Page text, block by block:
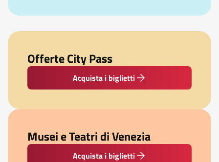
Offerte City Pass
Acquista i biglietti
Musei e Teatri di Venezia
Acquista i biglietti